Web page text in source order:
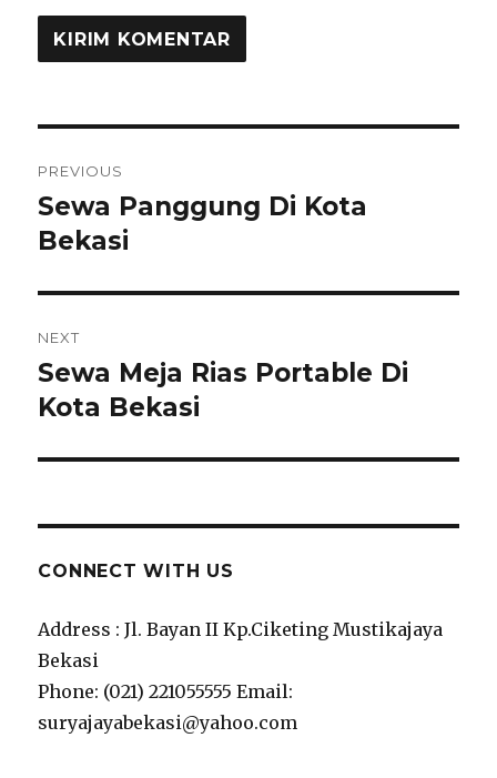
pos
PREVIOUS
Previous
post:
Sewa Panggung Di Kota
Bekasi
NEXT
Next
post:
Sewa Meja Rias Portable Di
Kota Bekasi
CONNECT WITH US
Address : Jl. Bayan II Kp.Ciketing Mustikajaya
Bekasi
Phone: (021) 221055555 Email:
suryajayabekasi@yahoo.com